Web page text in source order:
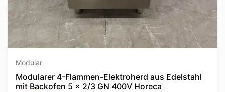
Modular
Modularer 4-Flammen-Elektroherd aus Edelstahl
mit Backofen 5 x 2/3 GN 400V Horeca